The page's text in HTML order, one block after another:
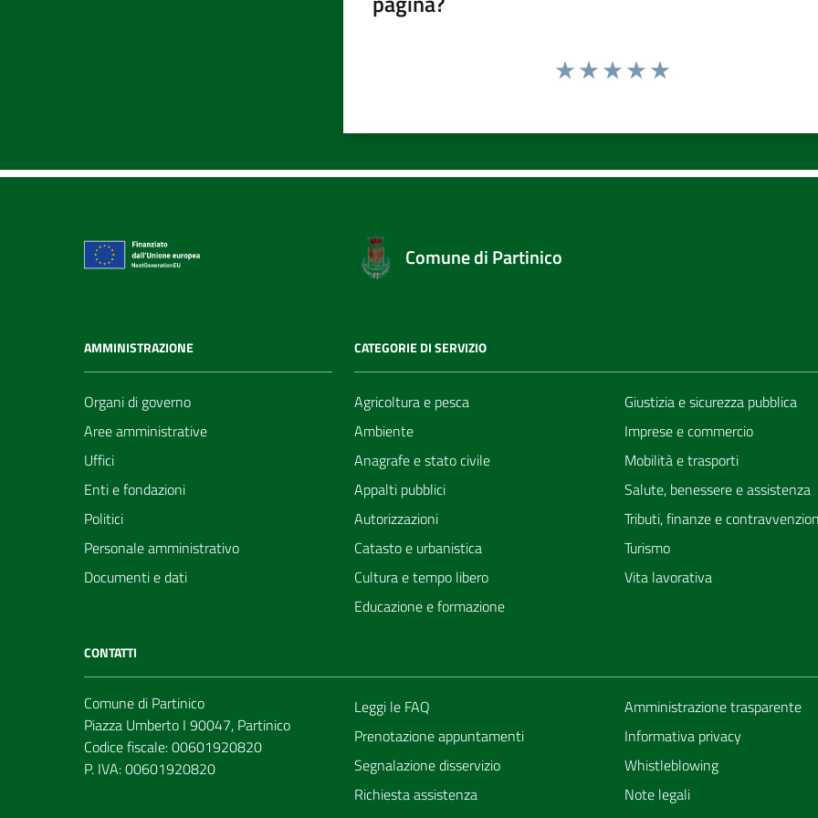
Comune di Partinico
AMMINISTRAZIONE
Organi di governo
Aree amministrative
Uffici
Enti e fondazioni
Politici
Personale amministrativo
Documenti e dati
CATEGORIE DI SERVIZIO
Agricoltura e pesca
Ambiente
Anagrafe e stato civile
Appalti pubblici
Autorizzazioni
Catasto e urbanistica
Cultura e tempo libero
Educazione e formazione
Giustizia e sicurezza pubblica
Imprese e commercio
Mobilità e trasporti
Salute, benessere e assistenza
Tributi, finanze e
Turismo
Vita lavorativa
CONTATTI
Comune di Partinico
Piazza Umberto I 90047, Partinico
Codice fiscale: 00601920820
P. IVA: 00601920820
Leggi le FAQ
Prenotazione appuntamenti
Segnalazione disservizio
Richiesta assistenza
Amministrazione trasparente
Informativa privacy
Whistleblowing
Note legali